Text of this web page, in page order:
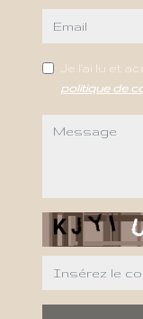
email
Je l'ai lu et
politique de
message
Captcha